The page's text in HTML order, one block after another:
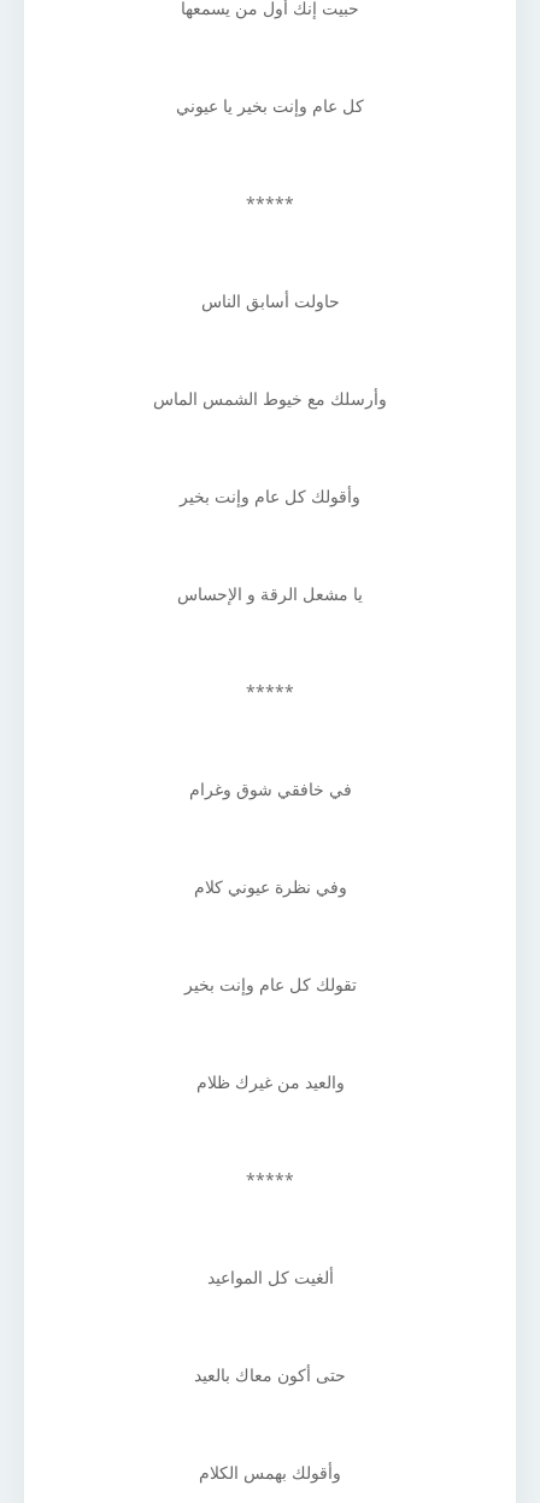
حبيت إنك أول من يسمعها
كل عام وإنت بخير يا عيوني
*****
حاولت أسابق الناس
وأرسلك مع خيوط الشمس الماس
وأقولك كل عام وإنت بخير
يا مشعل الرقة و الإحساس
*****
في خافقي شوق وغرام
وفي نظرة عيوني كلام
تقولك كل عام وإنت بخير
والعيد من غيرك ظلام
*****
ألغيت كل المواعيد
حتى أكون معاك بالعيد
وأقولك بهمس الكلام